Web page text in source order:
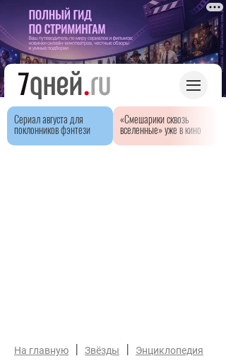
Сериал августа для
поклонников фэнтези
«Смешарики сквозь
вселенные» уже в кино
На главную | Звёзды |
Энциклопедия